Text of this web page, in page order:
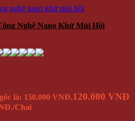
Nghệ Nano Khử Mùi Hôi
là: 150.000 VNĐ.120.000 VNĐ
/Chai